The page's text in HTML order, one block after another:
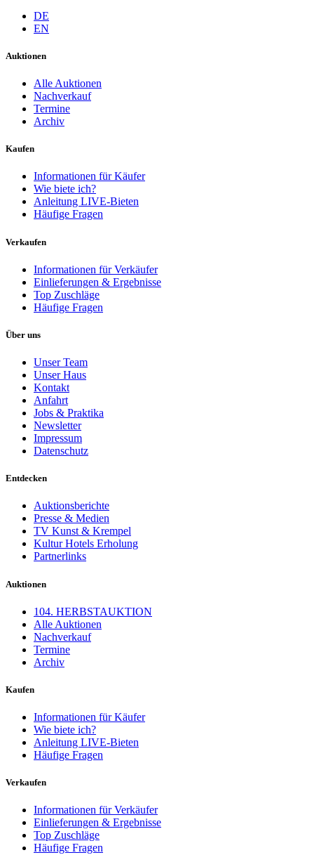
DE
EN
Auktionen
Alle Auktionen
Nachverkauf
Termine
Archiv
Kaufen
Informationen für Käufer
Wie biete ich?
Anleitung LIVE-Bieten
Häufige Fragen
Verkaufen
Informationen für Verkäufer
Einlieferungen & Ergebnisse
Top Zuschläge
Häufige Fragen
Über uns
Unser Team
Unser Haus
Kontakt
Anfahrt
Jobs & Praktika
Newsletter
Impressum
Datenschutz
Entdecken
Auktionsberichte
Presse & Medien
TV Kunst & Krempel
Kultur Hotels Erholung
Partnerlinks
Auktionen
104. HERBSTAUKTION
Alle Auktionen
Nachverkauf
Termine
Archiv
Kaufen
Informationen für Käufer
Wie biete ich?
Anleitung LIVE-Bieten
Häufige Fragen
Verkaufen
Informationen für Verkäufer
Einlieferungen & Ergebnisse
Top Zuschläge
Häufige Fragen